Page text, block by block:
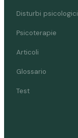
Disturbi psicologici
Psicoterapie
Articoli
Glossario
Test